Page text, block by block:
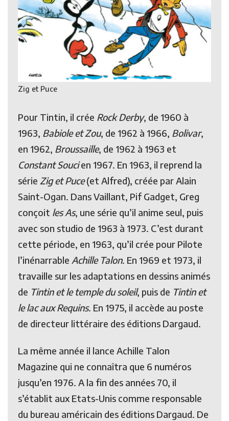
Zig et Puce
Pour Tintin, il crée Rock Derby, de 1960 à
1963, Babiole et Zou, de 1962 à 1966, Bolivar,
en 1962, Broussaille, de 1962 à 1963 et
Constant Soucien 1967. En 1963, il reprend la
série Zig et Puce(et Alfred), créée par Alain
Saint-Ogan. Dans Vaillant, Pif Gadget, Greg
conçoit les As, une série qu’il anime seul, puis
avec son studio de 1963 à 1973. C’est durant
cette période, en 1963, qu’il crée pour Pilote
l’inénarrable Achille Talon. En 1969 et 1973, il
travaille sur les adaptations en dessins animés
de Tintin et le temple du soleil, puis de Tintin et
le lac aux Requins. En 1975, il accède au poste
de directeur littéraire des éditions Dargaud.
La même année il lance Achille Talon
Magazine qui ne connaîtra que 6 numéros
jusqu’en 1976. A la fin des années 70, il
s’établit aux Etats-Unis comme responsable
du bureau américain des éditions Dargaud. De